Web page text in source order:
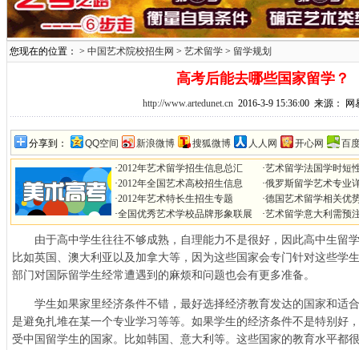
您现在的位置： > 中国艺术院校招生网 > 艺术留学 > 留学规划
高考后能去哪些国家留学？
http://www.artedunet.cn2016-3-9 15:36:00 来源： 网
分享到： QQ空间 新浪微博 搜狐微博 人人网 开心网 百
·2012年艺术留学招生信息总汇
·2012年全国艺术高校招生信息
·2012年艺术特长生招生专题
·全国优秀艺术学校品牌形象联展
·艺术留学法国学时短
·俄罗斯留学艺术专业
·德国艺术留学相关优
·艺术留学意大利需预
由于高中学生往往不够成熟，自理能力不是很好，因此高中生留
比如英国、澳大利亚以及加拿大等，因为这些国家会专门针对这些学
部门对国际留学生经常遭遇到的麻烦和问题也会有更多准备。
学生如果家里经济条件不错，最好选择经济教育发达的国家和适
是避免扎堆在某一个专业学习等等。如果学生的经济条件不是特别好
受中国留学生的国家。比如韩国、意大利等。这些国家的教育水平都